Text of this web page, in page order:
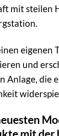
mit steilen
eigenen
und
Anlage, die